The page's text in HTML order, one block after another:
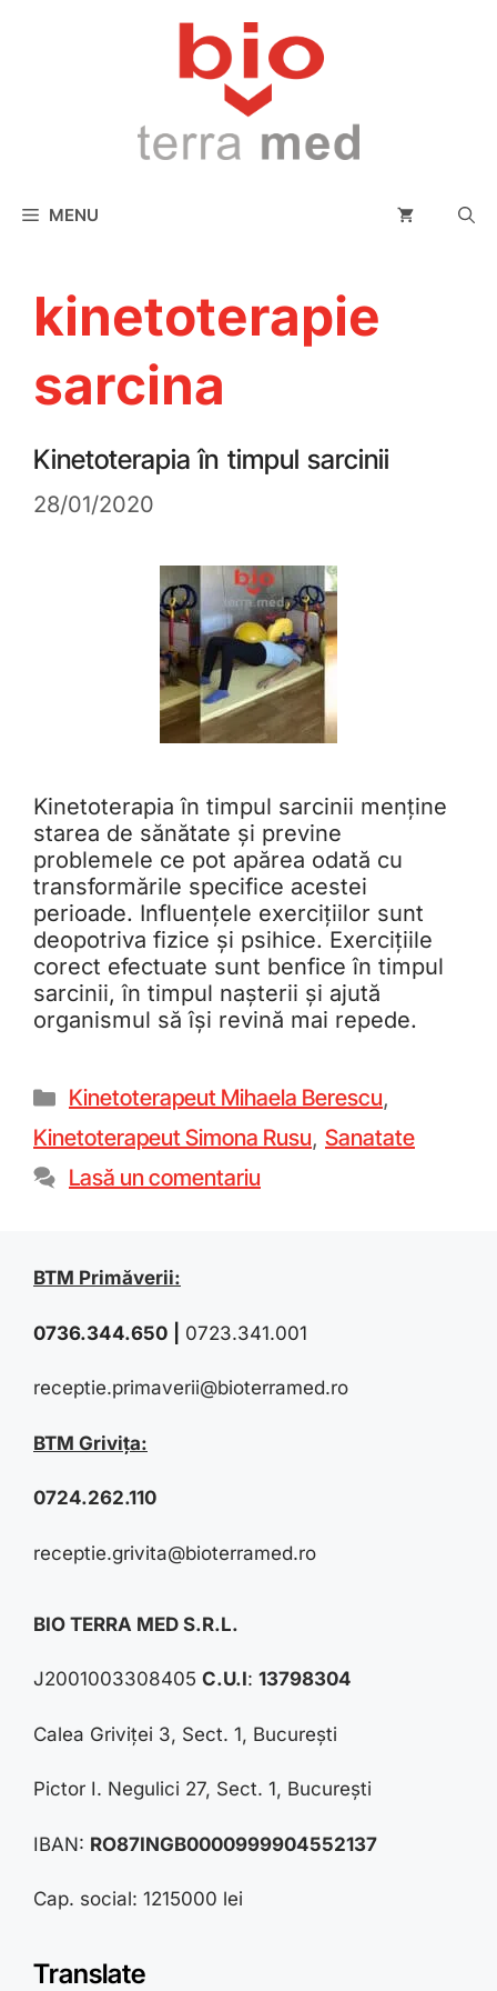
MENU
kinetoterapie
sarcina
Kinetoterapia în timpul sarcinii
28/01/2020
Kinetoterapia în timpul sarcinii menține
starea de sănătate și previne
problemele ce pot apărea odată cu
transformările specifice acestei
perioade. Influențele exercițiilor sunt
deopotriva fizice și psihice. Exercițiile
corect efectuate sunt benfice în timpul
sarcinii, în timpul nașterii și ajută
organismul să își revină mai repede.
Kinetoterapeut Mihaela Berescu,
Kinetoterapeut Simona Rusu, Sanatate
Lasă un comentariu
BTM Primăverii:
0736.344.650 0723.341.001
receptie.primaverii@bioterramed.ro
BTM Grivița:
0724.262.110
receptie.grivita@bioterramed.ro
BIO TERRA MED S.R.L.
J2001003308405 C.U.I: 13798304
Calea Griviței 3, Sect. 1, București
Pictor I. Negulici 27, Sect. 1, București
IBAN: RO87INGB0000999904552137
Cap. social: 1215000 lei
Translate